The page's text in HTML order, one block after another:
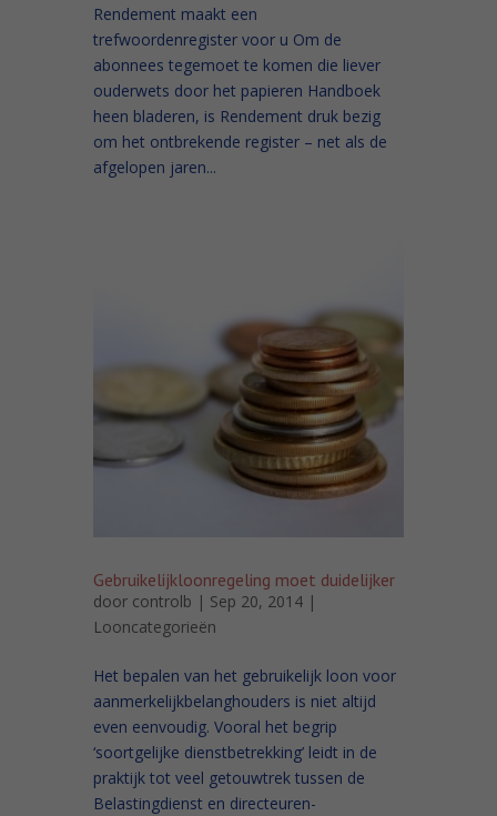
Rendement maakt een
trefwoordenregister voor u Om de
abonnees tegemoet te komen die liever
ouderwets door het papieren Handboek
heen bladeren, is Rendement druk bezig
om het ontbrekende register – net als de
afgelopen jaren...
Gebruikelijkloonregeling moet duidelijker
door controlb | Sep 20, 2014 |
Looncategorieën
Het bepalen van het gebruikelijk loon voor
aanmerkelijkbelanghouders is niet altijd
even eenvoudig. Vooral het begrip
‘soortgelijke dienstbetrekking’ leidt in de
praktijk tot veel getouwtrek tussen de
Belastingdienst en directeuren-